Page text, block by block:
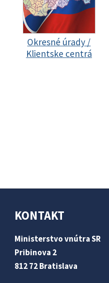
Okresné úrady /
Klientske centrá
KONTAKT
Ministerstvo vnútra SR
Pribinova 2
812 72 Bratislava